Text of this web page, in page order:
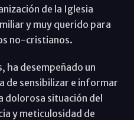
de la Iglesia
y muy querido para
no-cristianos.
ha desempeñado un
de sensibilizar e informar
dolorosa situación del
y meticulosidad de